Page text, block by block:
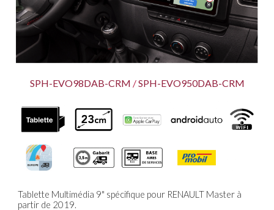
SPH-EVO98DAB-CRM /SPH-EVO950DAB-CRM
Tablette Multimédia 9" spécifique pour RENAULT Master à
partir de 2019.